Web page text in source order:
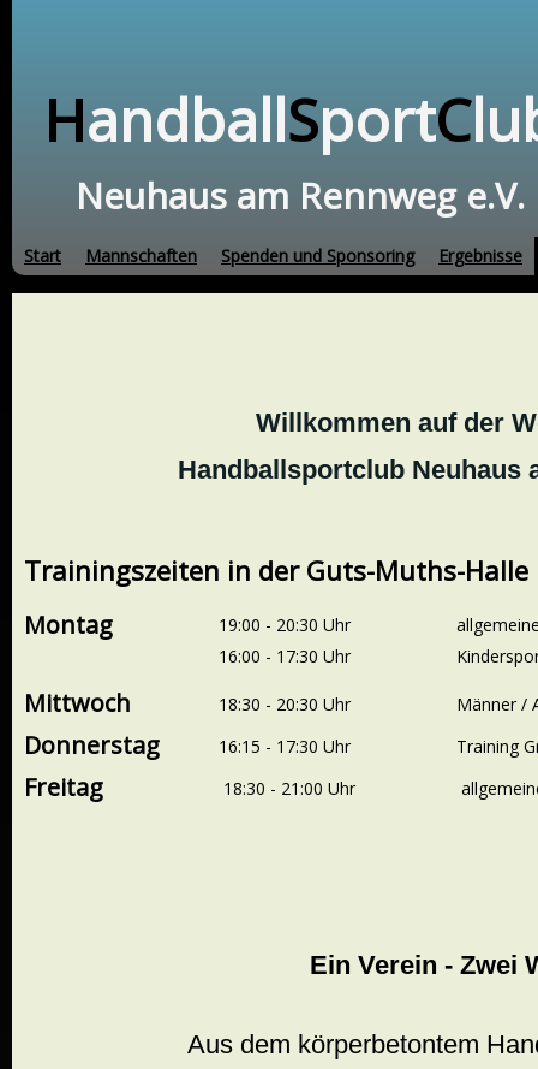
HandballSportC
Neuhaus am Rennweg e.V.
Start Mannschaften Spenden und Sponsoring Ergebnisse
Willkommen auf der
Handballsportclub Neuhaus
Trainingszeiten in der Guts-Muths-Halle
Montag
19:00 - 20:30 Uhr
16:00 - 17:30 Uhr
Mittwoch 18:30 - 20:30 Uhr Männer /
Donnerstag 16:15 - 17:30 Uhr Training
Freitag 18:30 - 21:00 Uhr
Ein Verein - Zwei
Aus dem körperbetontem